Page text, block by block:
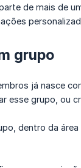
de mais de
grupo
já nasce
esse grupo, ou
dentro da